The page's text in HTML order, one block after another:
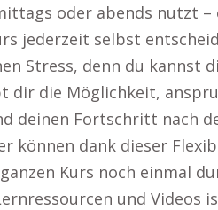
oder abends nutzt
jederzeit selbst
Stress, denn du kannst
dir die Möglichkeit,
deinen Fortschritt nach
können dank dieser
Kurs noch einmal
und Videos